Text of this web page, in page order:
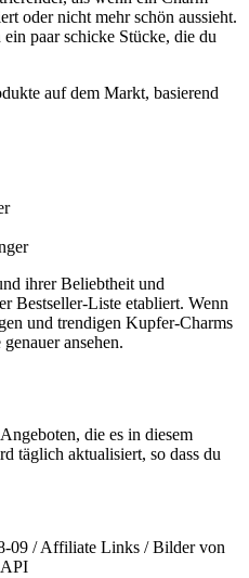
oder nicht mehr schön ⁤aussieht.
paar ⁢schicke Stücke, die du
auf dem Markt, basierend
ihrer Beliebtheit und
⁤Bestseller-Liste ​etabliert.⁢ Wenn
und trendigen ​Kupfer-Charms
⁣ansehen.
die es in diesem
täglich aktualisiert, so dass du
09 / Affiliate Links / Bilder von